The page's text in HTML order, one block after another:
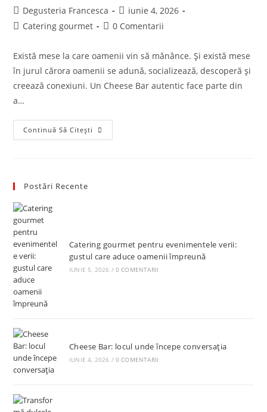
Post
author:
Degusteria Francesca
Post
published:
iunie 4, 2026
PostCatering gourmet
Post0 Comentarii
Există mese la care oamenii vin să mănânce. Și există mese
în jurul cărora oamenii se adună, socializează, descoperă și
creează conexiuni. Un Cheese Bar autentic face parte din
a…
Continuă Să Citești Cheese
Bar:
Postări Recente
Catering gourmet pentru evenimentele verii:
gustul care aduce oamenii împreună
IUNIE 5, 2026 / 0 COMENTARII
Cheese Bar: locul unde începe conversația
IUNIE 4, 2026 / 0 COMENTARII